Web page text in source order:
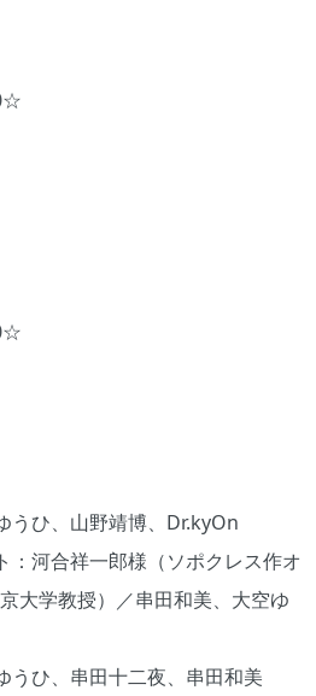
ひ、山野靖博、Dr.kyOn
河合祥一郎様（ソポクレス作オ
大学教授）／串田和美、大空ゆ
ひ、串田十二夜、串田和美